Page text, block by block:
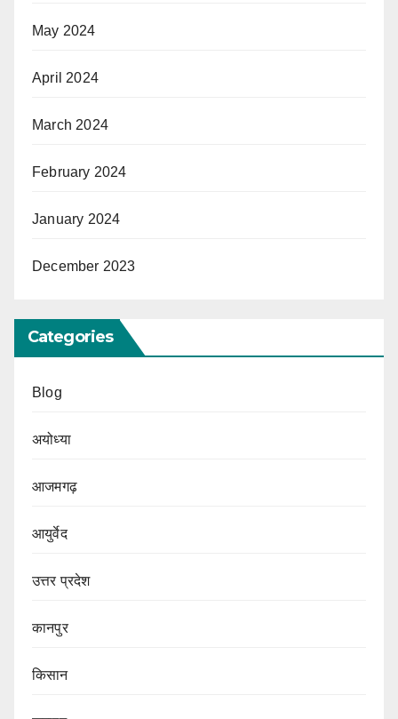
May 2024
April 2024
March 2024
February 2024
January 2024
December 2023
Categories
Blog
अयोध्या
आजमगढ़
आयुर्वेद
उत्तर प्रदेश
कानपुर
किसान